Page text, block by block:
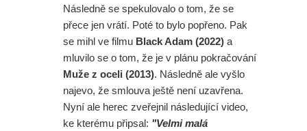
Následně se spekulovalo o tom, že se
přece jen vrátí. Poté to bylo popřeno. Pak
se mihl ve filmu Black Adam (2022) a
mluvilo se o tom, že je v plánu pokračování
Muže z oceli (2013). Následně ale vyšlo
najevo, že smlouva ještě není uzavřena.
Nyní ale herec zveřejnil následující video,
ke kterému připsal: "Velmi malá